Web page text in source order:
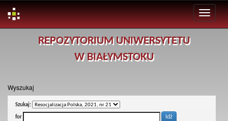
REPOZYTORIUM UNIWERSYTETU
W BIAŁYMSTOKU
Wyszukaj
Szukaj:
for